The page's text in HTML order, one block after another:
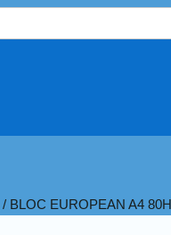
/ BLOC EUROPEAN A4